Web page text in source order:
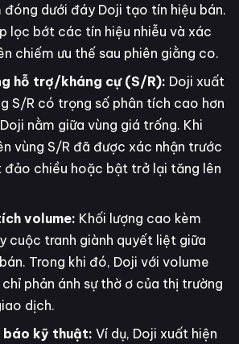
đóng dưới đáy Doji tạo tín hiệu bán.
lọc bớt các tín hiệu nhiễu và xác
chiếm ưu thế sau phiên giằng co.
hỗ trợ/kháng cự (S/R): Doji xuất
S/R có trọng số phân tích cao hơn
nằm giữa vùng giá trống. Khi
vùng S/R đã được xác nhận trước
đảo chiều hoặc bật trở lại tăng lên
volume: Khối lượng cao kèm
cuộc tranh giành quyết liệt giữa
Trong khi đó, Doji với volume
phản ánh sự thờ ơ của thị trường
dịch.
báo kỹ thuật: Ví dụ, Doji xuất hiện